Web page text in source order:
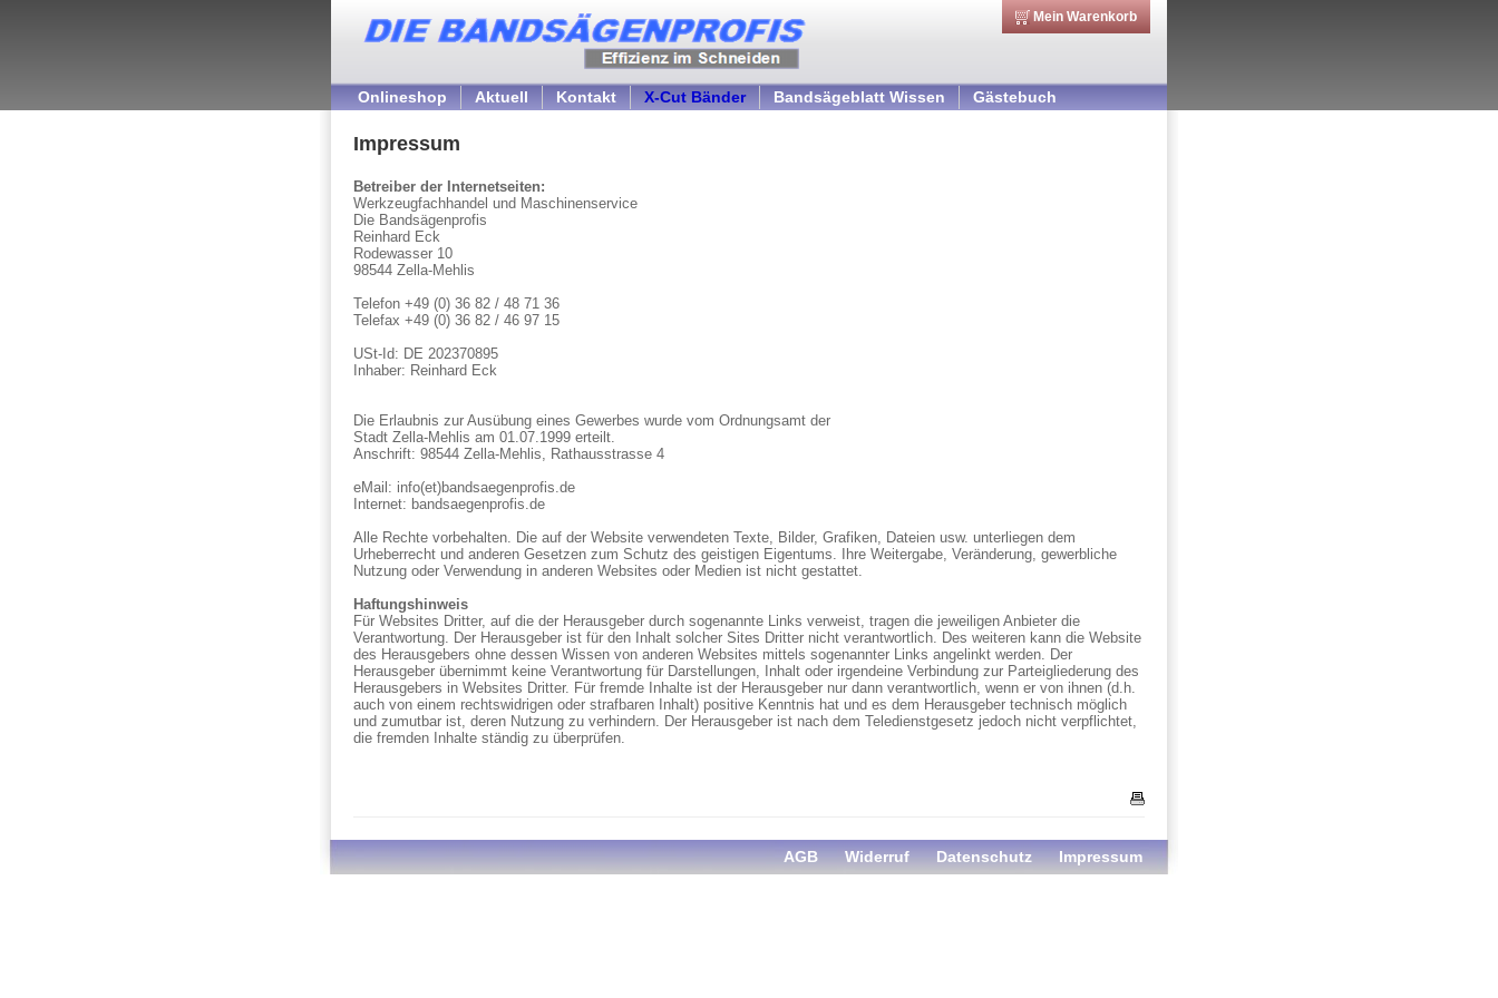
Mein Warenkorb
Onlineshop Aktuell Kontakt X-Cut Bänder Bandsägeblatt Wissen Gästebuch
Impressum
Betreiber der Internetseiten:
Werkzeugfachhandel und Maschinenservice
Die Bandsägenprofis
Reinhard Eck
Rodewasser 10
98544 Zella-Mehlis
Telefon +49 (0) 36 82 / 48 71 36
Telefax +49 (0) 36 82 / 46 97 15
USt-Id: DE 202370895
Inhaber: Reinhard Eck
Die Erlaubnis zur Ausübung eines Gewerbes wurde vom Ordnungsamt der
Stadt Zella-Mehlis am 01.07.1999 erteilt.
Anschrift: 98544 Zella-Mehlis, Rathausstrasse 4
eMail: info(et)bandsaegenprofis.de
Internet: bandsaegenprofis.de
Alle Rechte vorbehalten. Die auf der Website verwendeten Texte, Bilder, Grafiken, Dateien usw. unterliegen dem
Urheberrecht und anderen Gesetzen zum Schutz des geistigen Eigentums. Ihre Weitergabe, Veränderung, gewerbliche
Nutzung oder Verwendung in anderen Websites oder Medien ist nicht gestattet.
Haftungshinweis
Für Websites Dritter, auf die der Herausgeber durch sogenannte Links verweist, tragen die jeweiligen Anbieter die
Verantwortung. Der Herausgeber ist für den Inhalt solcher Sites Dritter nicht verantwortlich. Des weiteren kann die Website
des Herausgebers ohne dessen Wissen von anderen Websites mittels sogenannter Links angelinkt werden. Der
Herausgeber übernimmt keine Verantwortung für Darstellungen, Inhalt oder irgendeine Verbindung zur Parteigliederung des
Herausgebers in Websites Dritter. Für fremde Inhalte ist der Herausgeber nur dann verantwortlich, wenn er von ihnen (d.h.
auch von einem rechtswidrigen oder strafbaren Inhalt) positive Kenntnis hat und es dem Herausgeber technisch möglich
und zumutbar ist, deren Nutzung zu verhindern. Der Herausgeber ist nach dem Teledienstgesetz jedoch nicht verpflichtet,
die fremden Inhalte ständig zu überprüfen.
Impressum
Datenschutz
Widerruf
AGB